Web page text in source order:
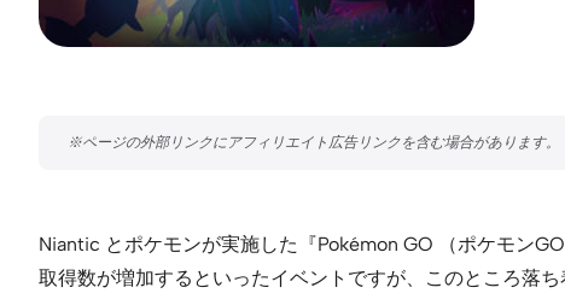
Niantic とポケモンが実施した『Pokémon GO （ポケモン
取得数が増加するといったイベントですが、このところ落